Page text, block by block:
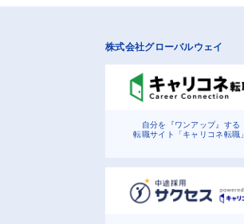
株式会社グローバルウェイ
自分を『ワンアップ』する
転職サイト「キャリコネ転職」